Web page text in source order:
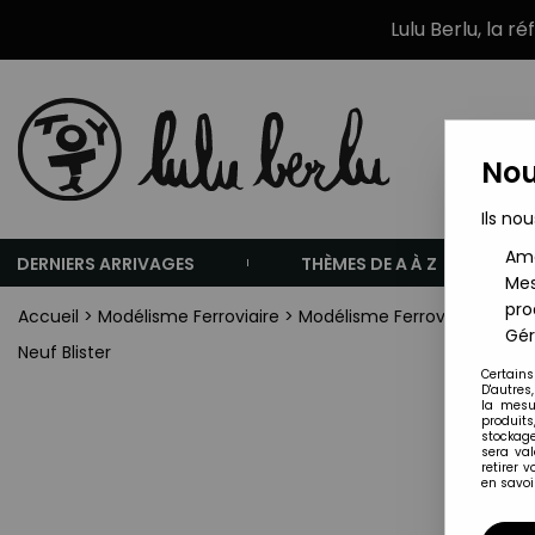
Lulu Berlu, la
DERNIERS ARRIVAGES THÈMES DE A À Z
Accueil > Modélisme Ferroviaire > Modélisme Ferroviaire -
Neuf Blister
Ils
la
sera
retirer
en